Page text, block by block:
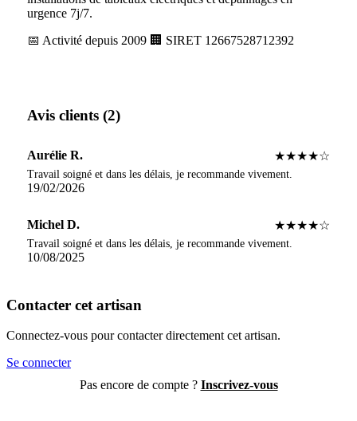
urgence 7j/7.
📅 Activité depuis 2009 🏢 SIRET 12667528712392
Avis clients (2)
Aurélie R. ★★★★☆
Travail soigné et dans les délais, je recommande vivement.
19/02/2026
Michel D. ★★★★☆
Travail soigné et dans les délais, je recommande vivement.
10/08/2025
Contacter cet artisan
Connectez-vous pour contacter directement cet artisan.
Se connecter
Pas encore de compte ? Inscrivez-vous